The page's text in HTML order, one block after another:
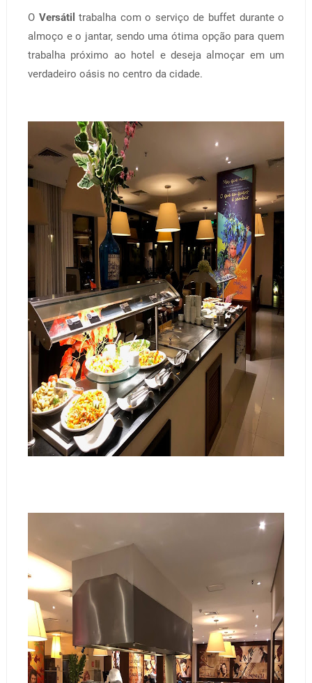
O Versátiltrabalha com o serviço de buffet durante o
almoço e o jantar, sendo uma ótima opção para quem
trabalha próximo ao hotel e deseja almoçar em um
verdadeiro oásis no centro da cidade.